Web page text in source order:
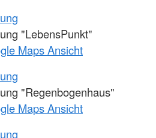
"LebensPunkt"
Maps Ansicht
"Regenbogenhaus"
Maps Ansicht